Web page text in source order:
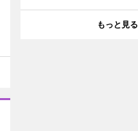
もっと見る